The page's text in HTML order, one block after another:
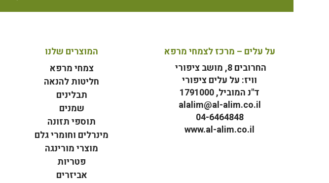
על עלים – מרכז לצמחי מרפא
החרובים 8, מושב ציפורי
וויז: על עלים ציפורי
ד"נ המוביל, 1791000
alalim@al-alim.co.il
04-6464848
www.al-alim.co.il
המוצרים שלנו
צמחי מרפא
חליטות להנאה
תבלינים
שמנים
תוספי תזונה
מינרלים וחומרי גלם
מוצרי מורינגה
פטריות
אביזרים